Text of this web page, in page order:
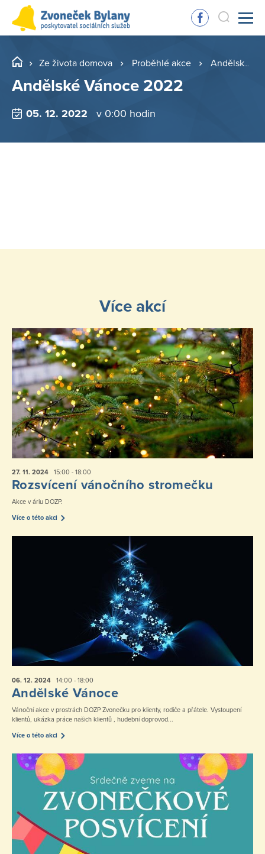
Ze života domova Proběhlé akce Andělské Vánoce 2022
Andělské Vánoce 2022
05. 12. 2022 v 0:00 hodin
Více akcí
27. 11. 2024 15:00 - 18:00
Rozsvícení vánočního stromečku
Akce v áriu DOZP.
Více o této akci
06. 12. 2024 14:00 - 18:00
Andělské Vánoce
Vánoční akce v prostrách DOZP Zvonečku pro klienty, rodiče a přátele. Vystoupení
klientů, ukázka práce našich klientů , hudební doprovod...
Více o této akci